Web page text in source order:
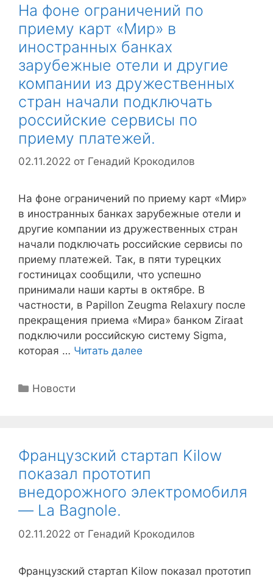
На фоне ограничений по
приему карт «Мир» в
иностранных банках
зарубежные отели и другие
компании из дружественных
стран начали подключать
российские сервисы по
приему платежей.
02.11.2022 от Генадий Крокодилов
На фоне ограничений по приему карт «Мир»
в иностранных банках зарубежные отели и
другие компании из дружественных стран
начали подключать российские сервисы по
приему платежей. Так, в пяти турецких
гостиницах сообщили, что успешно
принимали наши карты в октябре. В
частности, в Papillon Zeugma Relaxury после
прекращения приема «Мира» банком Ziraat
подключили российскую систему Sigma,
которая … Читать далее
Рубрики
Новости
Французский стартап Kilow
показал прототип
внедорожного электромобиля
— La Bagnole.
02.11.2022 от Генадий Крокодилов
Французский стартап Kilow показал прототип